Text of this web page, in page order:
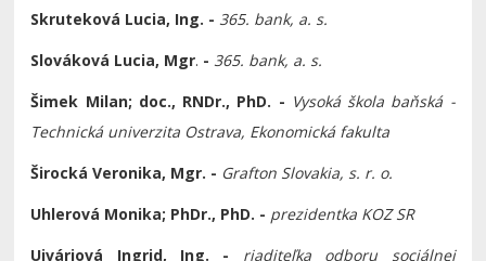
Skruteková Lucia, Ing. - 365. bank, a. s.
Slováková Lucia, Mgr. - 365. bank, a. s.
Šimek Milan; doc., RNDr., PhD. - Vysoká škola baňská -
Technická univerzita Ostrava, Ekonomická fakulta
Širocká Veronika, Mgr. - Grafton Slovakia, s. r. o.
Uhlerová Monika; PhDr., PhD. - prezidentka KOZ SR
Ujváriová Ingrid, Ing. -
riaditeľka odboru sociálnej